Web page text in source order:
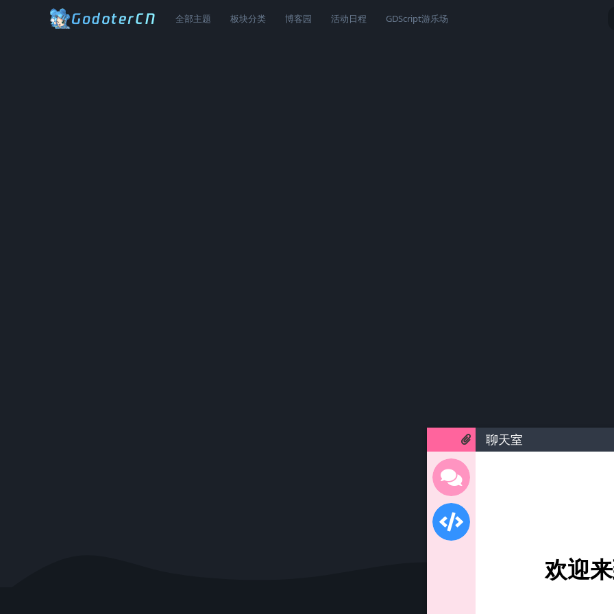
全部主题 板块分类 博客园 活动日程 GDScript游乐场
聊天室
欢迎